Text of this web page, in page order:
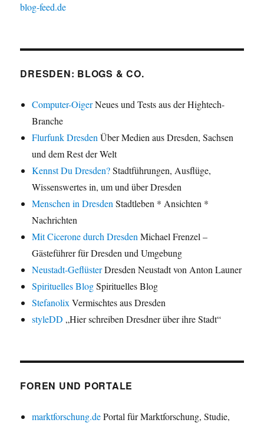
blog-feed.de
DRESDEN: BLOGS & CO.
Computer-OigerNeues und Tests aus der Hightech-
Branche
Flurfunk Dresden Über Medien aus Dresden, Sachsen
und dem Rest der Welt
Kennst Du Dresden?Stadtführungen, Ausflüge,
Wissenswertes in, um und über Dresden
Menschen in Dresden Stadtleben * Ansichten *
Nachrichten
Mit Cicerone durch Dresden Michael Frenzel –
Gästeführer für Dresden und Umgebung
Neustadt-GeflüsterDresden Neustadt von Anton Launer
Spirituelles BlogSpirituelles Blog
Stefanolix Vermischtes aus Dresden
styleDD „Hier schreiben Dresdner über ihre Stadt“
FOREN UND PORTALE
marktforschung.dePortal für Marktforschung, Studie,